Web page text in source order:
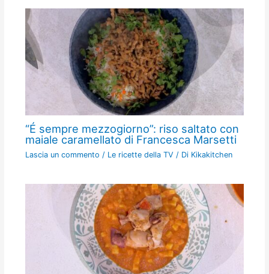
“É sempre mezzogiorno”: riso saltato con
maiale caramellato di Francesca Marsetti
Lascia un commento / Le ricette della TV / Di Kikakitchen